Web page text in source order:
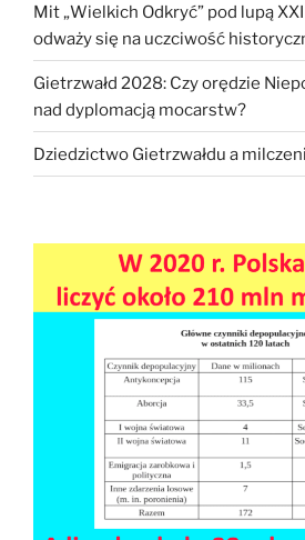
Mit „Wielkich Odkryć” pod lupą
odważy się na uczciwość
Gietrzwałd 2028: Czy orędzie
nad dyplomacją mocarstw?
Dziedzictwo Gietrzwałdu a